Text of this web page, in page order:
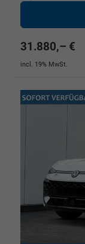
31.880,– €
incl. 19% MwSt.